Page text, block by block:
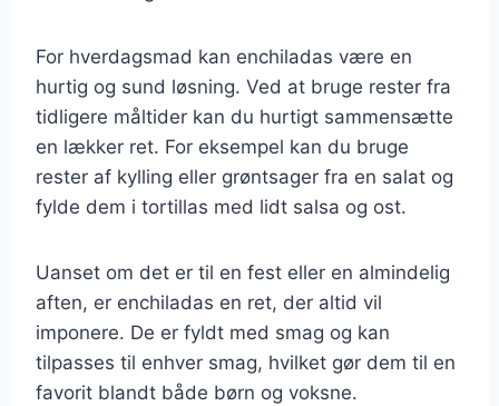
For hverdagsmad kan enchiladas være en
hurtig og sund løsning. Ved at bruge rester fra
tidligere måltider kan du hurtigt sammensætte
en lækker ret. For eksempel kan du bruge
rester af kylling eller grøntsager fra en salat og
fylde dem i tortillas med lidt salsa og ost.
Uanset om det er til en fest eller en almindelig
aften, er enchiladas en ret, der altid vil
imponere. De er fyldt med smag og kan
tilpasses til enhver smag, hvilket gør dem til en
favorit blandt både børn og voksne.